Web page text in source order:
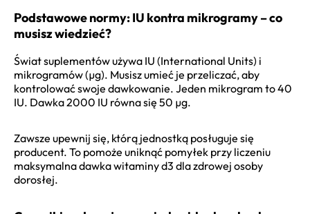
Podstawowe normy: IU kontra mikrogramy – co
musisz wiedzieć?
Świat suplementów używa IU (International Units) i
mikrogramów (µg). Musisz umieć je przeliczać, aby
kontrolować swoje dawkowanie. Jeden mikrogram to 40
IU. Dawka 2000 IU równa się 50 µg.
Zawsze upewnij się, którą jednostką posługuje się
producent. To pomoże uniknąć pomyłek przy liczeniu
maksymalna dawka witaminy d3 dla zdrowej osoby
dorosłej.